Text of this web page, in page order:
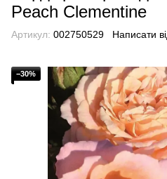
Peach Clementine
Артикул: 002750529 Написати
−30%